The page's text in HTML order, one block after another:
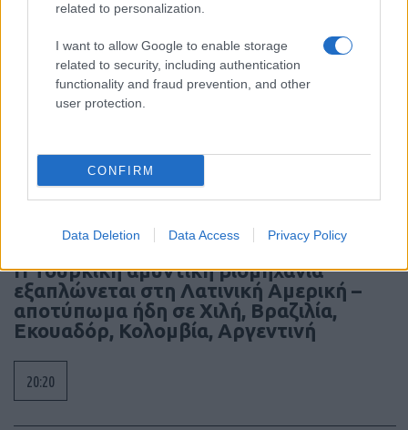
related to personalization.
I want to allow Google to enable storage
related to security, including authentication
functionality and fraud prevention, and other
user protection.
CONFIRM
Data Deletion Data Access Privacy Policy
ΑΝΑΛΥΣΗ: To ραντάρ EL/M‑2084, ο
21:05
Η Τουρκική αμυντική βιομηχανία
εξαπλώνεται στη Λατινική Αμερική –
αποτύπωμα ήδη σε Χιλή, Βραζιλία,
Εκουαδόρ, Κολομβία, Αργεντινή
20:20